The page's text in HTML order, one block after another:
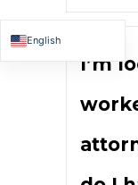
I’m
English
Español de México